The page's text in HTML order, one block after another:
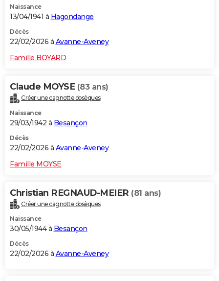
Naissance
13/04/1941 à Hagondange
Décès
22/02/2026 à Avanne-Aveney
Famille BOYARD
Claude MOYSE (83 ans)
Créer une cagnotte obsèques
Naissance
29/03/1942 à Besançon
Décès
22/02/2026 à Avanne-Aveney
Famille MOYSE
Christian REGNAUD-MEIER (81 ans)
Créer une cagnotte obsèques
Naissance
30/05/1944 à Besançon
Décès
22/02/2026 à Avanne-Aveney